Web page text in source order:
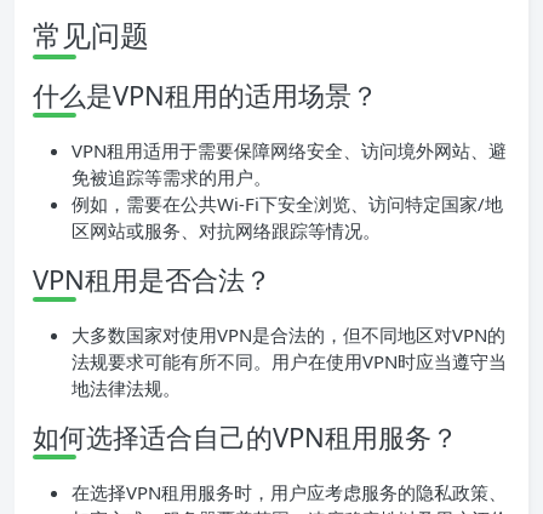
常见问题
什么是VPN租用的适用场景？
VPN租用适用于需要保障网络安全、访问境外网站、避
免被追踪等需求的用户。
例如，需要在公共Wi-Fi下安全浏览、访问特定国家/地
区网站或服务、对抗网络跟踪等情况。
VPN租用是否合法？
大多数国家对使用VPN是合法的，但不同地区对VPN的
法规要求可能有所不同。用户在使用VPN时应当遵守当
地法律法规。
如何选择适合自己的VPN租用服务？
在选择VPN租用服务时，用户应考虑服务的隐私政策、